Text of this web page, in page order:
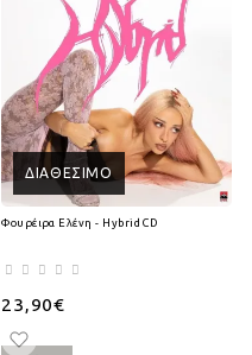
ΔΙΑΘΈΣΙΜΟ
Φουρέιρα Ελένη - Hybrid CD
23,90€